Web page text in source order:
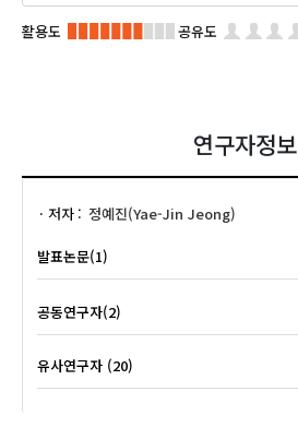
활용도 공유도
연구자정보
저자 정예진(Yae-Jin Jeong)
발표논문(1)
공동연구자(2)
유사연구자 (20)